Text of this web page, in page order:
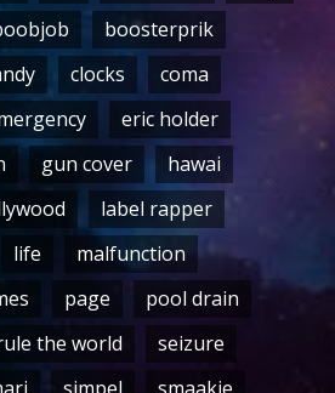
boosterprik
clocks
coma
eric holder
gun cover
hawai
label rapper
life
malfunction
page
pool drain
the world
seizure